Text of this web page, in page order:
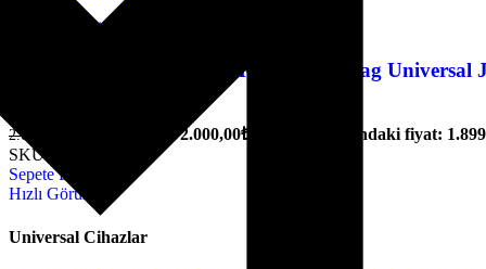
Ürünü Favorilere Ekle
JDiag Universal Bağlantı Kablosu | JDiag Universal
2.000,00 Orijinal fiyat: 2.000,00₺.
Şu andaki fiyat:
SKU:
Sepete Ekle
Hızlı Görünüm
Universal Cihazlar